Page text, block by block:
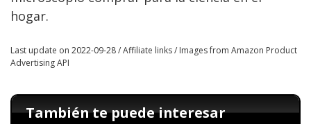
hogar.
Last update on 2022-09-28 / Affiliate links / Images from Amazon Product
Advertising API
También te puede interesar